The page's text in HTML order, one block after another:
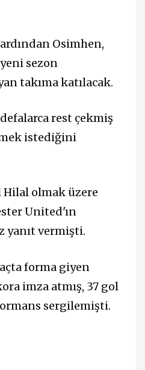
Osimhen,
sezon
takıma katılacak.
rest çekmiş
istediğini
Hilal olmak üzere
United'ın
vermişti.
forma giyen
imza atmış, 37 gol
sergilemişti.